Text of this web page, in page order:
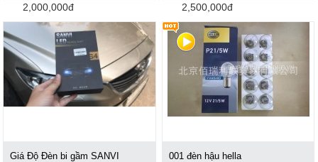
2,000,000đ 2,500,000đ
Giá Độ Đèn bi gầm SANVI
001 đèn hậu hella